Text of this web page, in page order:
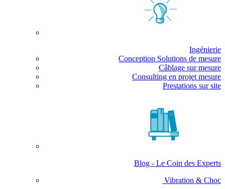
Ingénierie
Conception Solutions de mesure
Câblage sur mesure
Consulting en projet mesure
Prestations sur site
Blog - Le Coin des Experts
Vibration & Choc